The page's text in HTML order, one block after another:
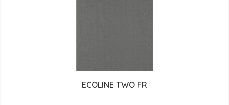
ECOLINE TWO FR